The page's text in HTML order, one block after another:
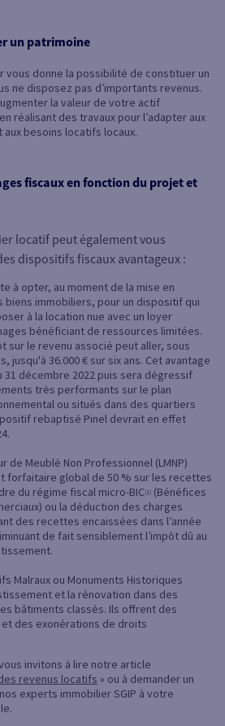
un patrimoine
vous donne la possibilité de constituer un
ne disposez pas d’importants revenus.
la valeur de votre actif
réalisant des travaux pour l’adapter aux
besoins locatifs locaux.
fiscaux en fonction du projet et
locatif peut également vous
dispositifs fiscaux avantageux :
à opter, au moment de la mise en
biens immobiliers, pour un dispositif qui
à la location nue avec un loyer
bénéficiant de ressources limitées.
sur le revenu associé peut aller, sous
jusqu'à 36.000 € sur six ans. Cet avantage
31 décembre 2022 puis sera dégressif
très performants sur le plan
ou situés dans des quartiers
rebaptisé Pinel devrait en effet
de Meublé Non Professionnel (LMNP)
forfaitaire global de 50 % sur les recettes
du régime fiscal micro-BIC(1) (Bénéfices
ou la déduction des charges
des recettes encaissées dans l’année
de fait sensiblement l’impôt dû au
Malraux ou Monuments Historiques
et la rénovation dans des
bâtiments classés. Ils offrent des
des exonérations de droits
invitons à lire notre article
revenus locatifs » ou à demander un
experts immobilier SGIP à votre